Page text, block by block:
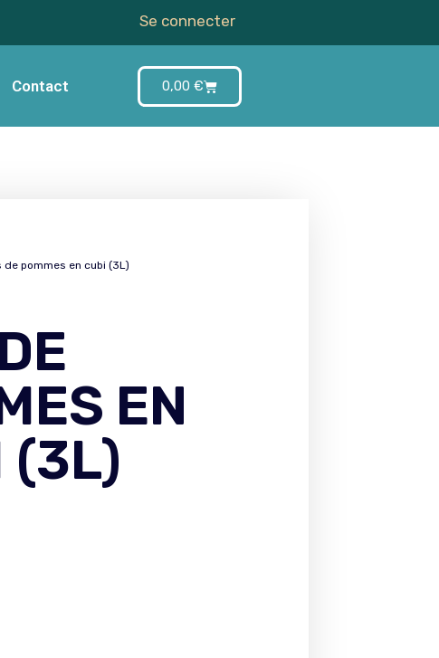
Se connecter
Contact 0,00 €
pommes en cubi (3L)
EN
(3L)